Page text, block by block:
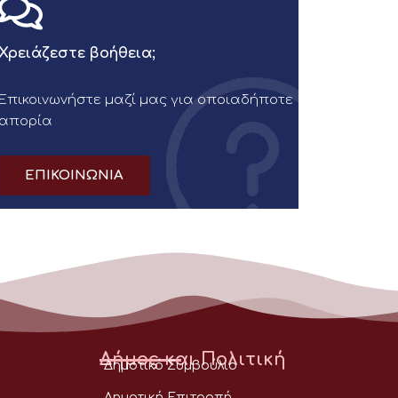
Χρειάζεστε βοήθεια;
Επικοινωνήστε μαζί μας για οποιαδήποτε
απορία
ΕΠΙΚΟΙΝΩΝΙΑ
Δήμος και Πολιτική
Δημοτικό Συμβούλιο